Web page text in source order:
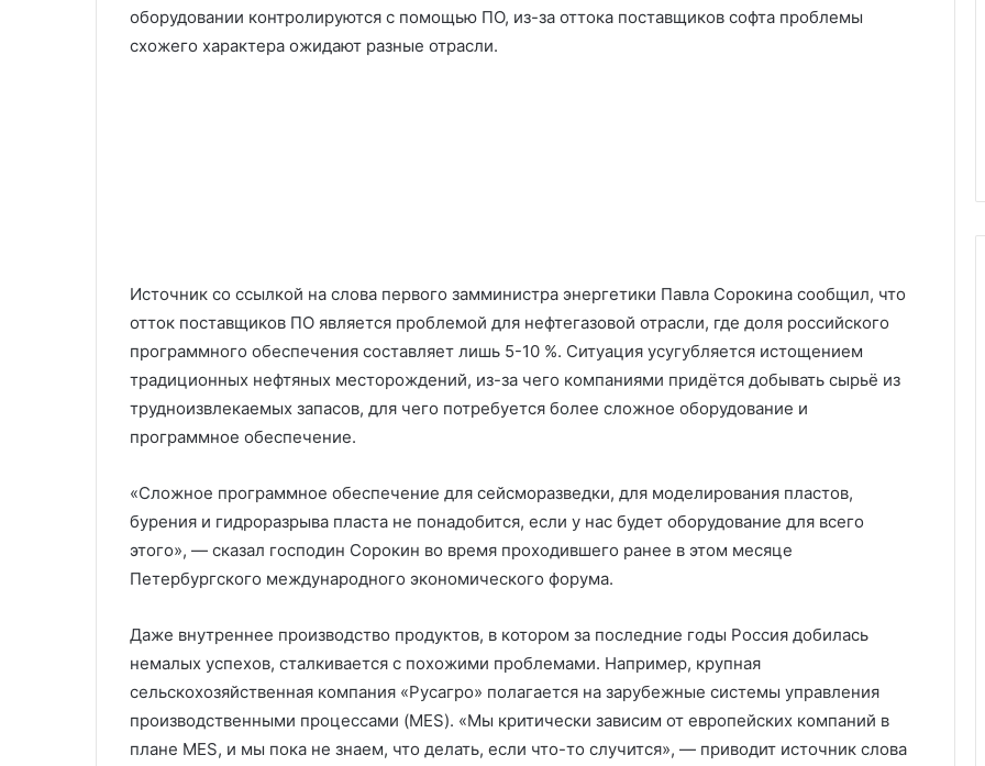
оборудовании контролируются с помощью ПО, из-за оттока поставщиков софта проблемы
схожего характера ожидают разные отрасли.
Источник со ссылкой на слова первого замминистра энергетики Павла Сорокина сообщил, что
отток поставщиков ПО является проблемой для нефтегазовой отрасли, где доля российского
программного обеспечения составляет лишь 5-10 %. Ситуация усугубляется истощением
традиционных нефтяных месторождений, из-за чего компаниями придётся добывать сырьё из
трудноизвлекаемых запасов, для чего потребуется более сложное оборудование и
программное обеспечение.
«Сложное программное обеспечение для сейсморазведки, для моделирования пластов,
бурения и гидроразрыва пласта не понадобится, если у нас будет оборудование для всего
этого», — сказал господин Сорокин во время проходившего ранее в этом месяце
Петербургского международного экономического форума.
Даже внутреннее производство продуктов, в котором за последние годы Россия добилась
немалых успехов, сталкивается с похожими проблемами. Например, крупная
сельскохозяйственная компания «Русагро» полагается на зарубежные системы управления
производственными процессами (MES). «Мы критически зависим от европейских компаний в
плане MES, и мы пока не знаем, что делать, если что-то случится», — приводит источник слова